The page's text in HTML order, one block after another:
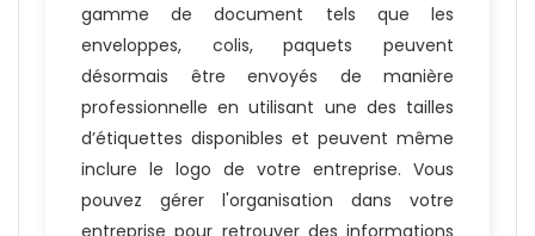
gamme de document tels que les
enveloppes, colis, paquets peuvent
désormais être envoyés de manière
professionnelle en utilisant une des tailles
d’étiquettes disponibles et peuvent même
inclure le logo de votre entreprise. Vous
pouvez gérer l'organisation dans votre
entreprise pour retrouver des informations